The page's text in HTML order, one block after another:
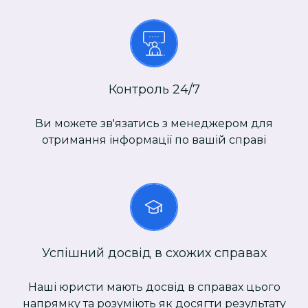
Контроль 24/7
Ви можете зв'язатись з менеджером для
отримання інформації по вашій справі
Успішний досвід в схожих справах
Наші юристи мають досвід в справах цього
напрямку та розуміють як досягти результату